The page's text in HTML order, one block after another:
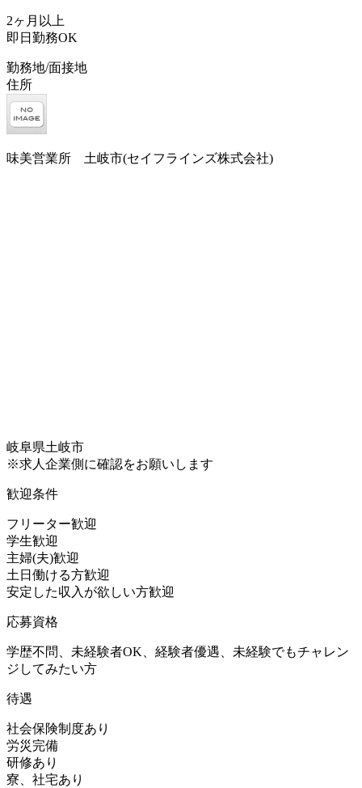
2ヶ月以上
即日勤務OK
勤務地/面接地
住所
味美営業所 土岐市(セイフラインズ株式会社)
岐阜県土岐市
※求人企業側に確認をお願いします
歓迎条件
フリーター歓迎
学生歓迎
主婦(夫)歓迎
土日働ける方歓迎
安定した収入が欲しい方歓迎
応募資格
学歴不問、未経験者OK、経験者優遇、未経験でもチャレン
ジしてみたい方
待遇
社会保険制度あり
労災完備
研修あり
寮、社宅あり